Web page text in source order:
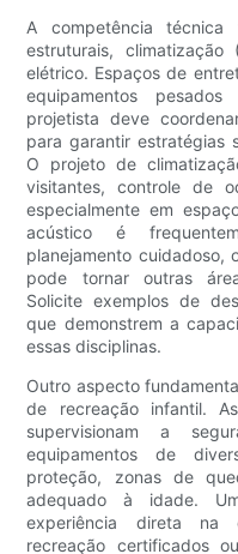
A competência técnica
estruturais, climatização
elétrico. Espaços de
equipamentos
projetista deve
para garantir estratégias
O projeto de
visitantes, controle de
especialmente em
acústico é
planejamento cuidadoso,
pode tornar outras
Solicite exemplos de
que demonstrem a
essas disciplinas.
Outro aspecto
de recreação infantil.
supervisionam a
equipamentos de
proteção, zonas de
adequado à idade.
experiência direta na
recreação certificados